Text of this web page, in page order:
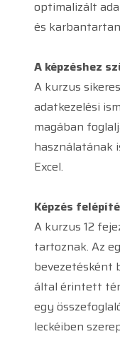
optimalizált
és
A képzéshez
A kurzus
adatkezelési
magában
használatának
Excel.
Képzés
A kurzus 12
tartoznak. Az
bevezetésként
által érintett
egy
leckéiben